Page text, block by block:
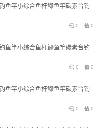
鱼竿小综合鱼杆鲫鱼竿碳素台钓
0
0
鱼竿小综合鱼杆鲫鱼竿碳素台钓
0
0
鱼竿小综合鱼杆鲫鱼竿碳素台钓
0
0